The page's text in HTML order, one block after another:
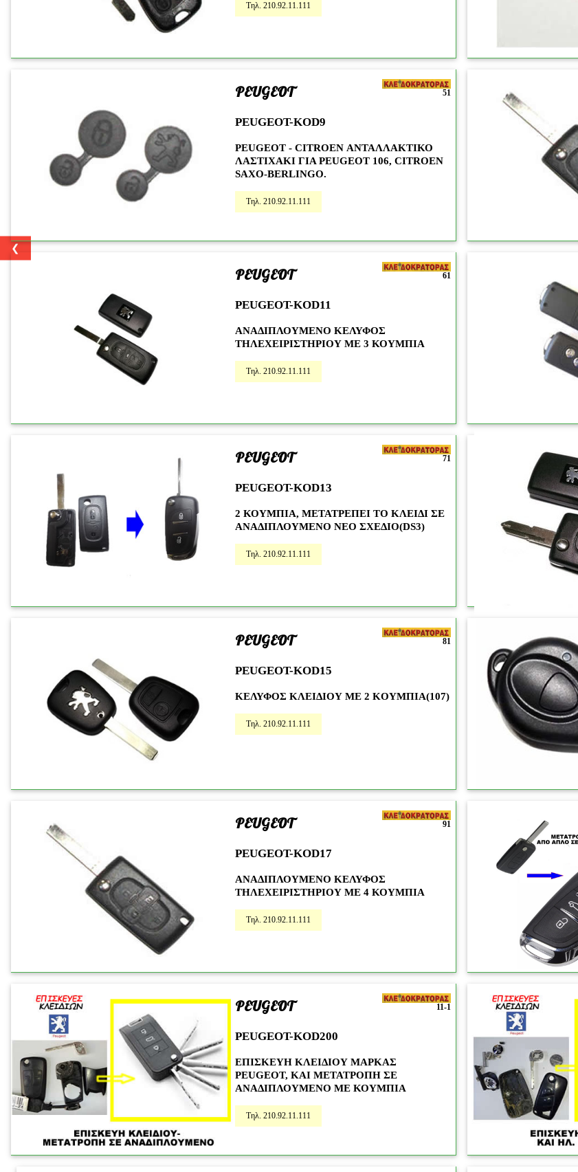
❮
Τηλ. 210.92.11.111
PEUGEOT
PEUGEOT-KOD9
PEUGEOT - CITROEN ΑΝΤΑΛΛΑΚΤΙΚΟ
ΛΑΣΤΙΧΑΚΙ ΓΙΑ PEUGEOT 106, CITROEN
SAXO-BERLINGO.
Τηλ. 210.92.11.111
51
PEUGEOT
PEUGEOT-KOD11
ΑΝΑΔΙΠΛΟΥΜΕΝΟ ΚΕΛΥΦΟΣ
ΤΗΛΕΧΕΙΡΙΣΤΗΡΙΟΥ ΜΕ 3 ΚΟΥΜΠΙΑ
Τηλ. 210.92.11.111
61
PEUGEOT
PEUGEOT-KOD13
2 ΚΟΥΜΠΙΑ, ΜΕΤΑΤΡΕΠΕΙ ΤΟ ΚΛΕΙΔΙ ΣΕ
ΑΝΑΔΙΠΛΟΥΜΕΝΟ ΝΕΟ ΣΧΕΔΙΟ(DS3)
Τηλ. 210.92.11.111
71
PEUGEOT
PEUGEOT-KOD15
ΚΕΛΥΦΟΣ KΛΕΙΔΙΟΥ ΜΕ 2 KOYΜΠΙΑ(107)
Τηλ. 210.92.11.111
81
PEUGEOT
PEUGEOT-KOD17
ΑΝΑΔΙΠΛΟΥΜΕΝΟ ΚΕΛΥΦΟΣ
ΤΗΛΕΧΕΙΡΙΣΤΗΡΙΟΥ ΜΕ 4 ΚΟΥΜΠΙΑ
Τηλ. 210.92.11.111
91
PEUGEOT
PEUGEOT-KOD200
ΕΠΙΣΚΕΥΗ ΚΛΕΙΔΙΟΥ ΜΑΡΚΑΣ
PEUGEOT, ΚΑΙ ΜΕΤΑΤΡΟΠΗ ΣΕ
ΑΝΑΔΙΠΛΟΥΜΕΝΟ ΜΕ ΚΟΥΜΠΙΑ
Τηλ. 210.92.11.111
11-1